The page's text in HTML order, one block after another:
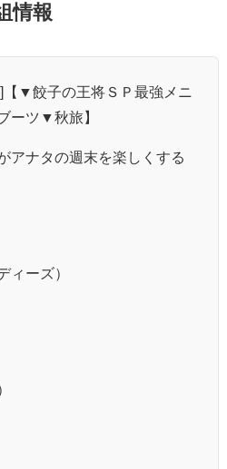
情報
【▼餃子の王将ＳＰ最強メニ
ーツ▼秋旅】
アナタの週末を楽しくする
ィーズ）